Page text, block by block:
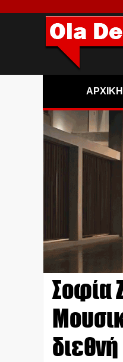
ΑΡΧΙΚΗ
Σοφία